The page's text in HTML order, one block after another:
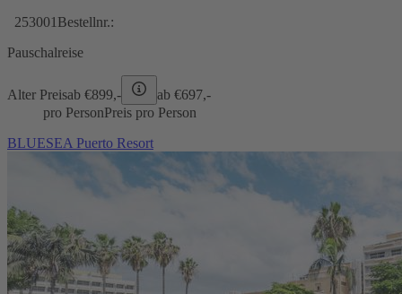
253001 Bestellnr.:
Pauschalreise
Alter Preisab €899,- ab €697,-
pro PersonPreis pro Person
BLUESEA Puerto Resort